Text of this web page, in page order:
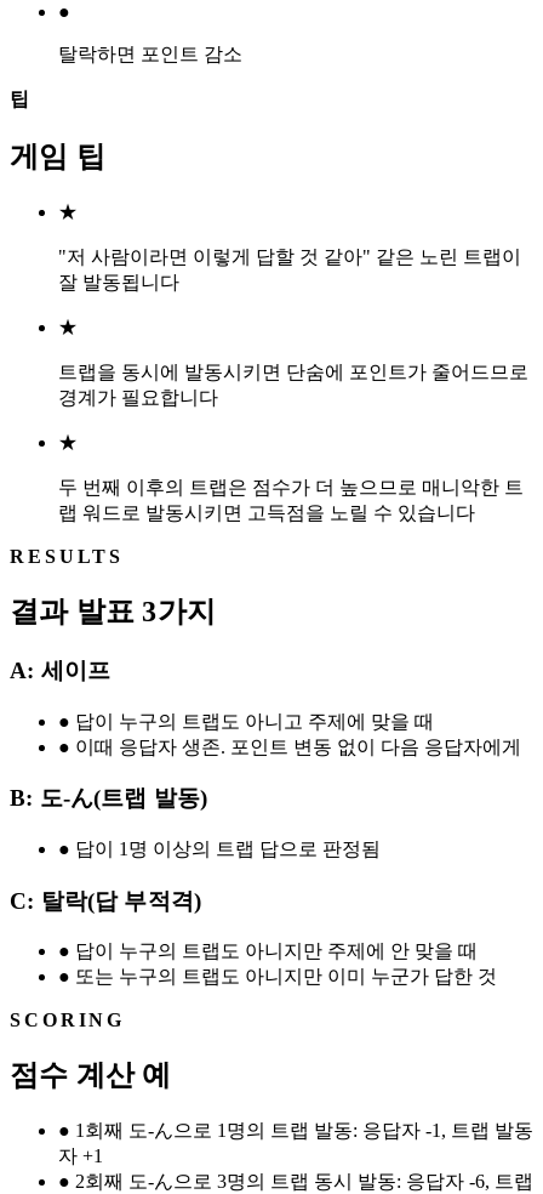
●
탈락하면 포인트 감소
팁
게임 팁
★
"저 사람이라면 이렇게 답할 것 같아" 같은 노린 트랩이
잘 발동됩니다
★
트랩을 동시에 발동시키면 단숨에 포인트가 줄어드므로
경계가 필요합니다
★
두 번째 이후의 트랩은 점수가 더 높으므로 매니악한 트
랩 워드로 발동시키면 고득점을 노릴 수 있습니다
RESULTS
결과 발표 3가지
A: 세이프
● 답이 누구의 트랩도 아니고 주제에 맞을 때
● 이때 응답자 생존. 포인트 변동 없이 다음 응답자에게
B: 도-ん(트랩 발동)
● 답이 1명 이상의 트랩 답으로 판정됨
C: 탈락(답 부적격)
● 답이 누구의 트랩도 아니지만 주제에 안 맞을 때
● 또는 누구의 트랩도 아니지만 이미 누군가 답한 것
SCORING
점수 계산 예
● 1회째 도-ん으로 1명의 트랩 발동: 응답자 -1, 트랩 발동
자 +1
● 2회째 도-ん으로 3명의 트랩 동시 발동: 응답자 -6, 트랩